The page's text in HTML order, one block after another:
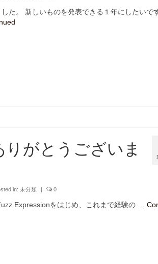
た。 新しいものを発表できる１年にしたいで
りがとうございま
in: 未分類 | 0
Expressionをはじめ、これまで経験の …